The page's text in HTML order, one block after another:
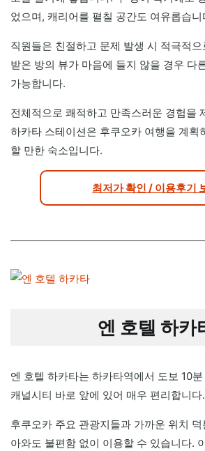
었으며, 캐리어를 펼칠 공간도 여유롭습니
직원들은 친절하고 문제 발생 시 적극적
받은 방의 뷰가 마음에 들지 않을 경우 다
가능합니다.
전체적으로 쾌적하고 만족스러운 경험을
하카타 스테이션은 후쿠오카 여행을 계획
할 만한 숙소입니다.
최저가 확인 / 이용후기
엔 호텔 하카
엔 호텔 하카타는 하카타역에서 도보 10
캐널시티 바로 앞에 있어 매우 편리합니다.
후쿠오카 주요 관광지들과 가까운 위치
아와도 불편함 없이 이용할 수 있습니다.